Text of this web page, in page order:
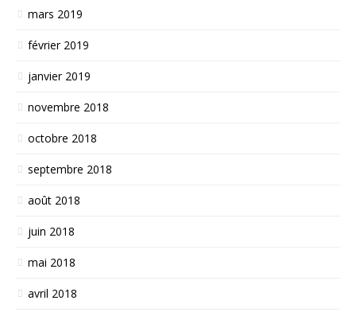
mars 2019
février 2019
janvier 2019
novembre 2018
octobre 2018
septembre 2018
août 2018
juin 2018
mai 2018
avril 2018